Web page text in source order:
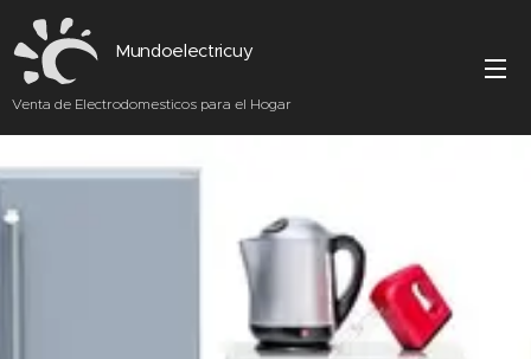
Mundoelectricuy
Venta de Electrodomesticos para el Hogar